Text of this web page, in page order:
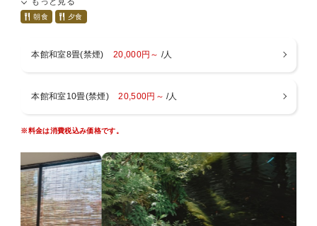
車ー２５分
路線バスー米沢駅発、小野川温泉行き、小野川温泉下車 徒歩３分
分）
■周辺観光■（車で）
高畠ワイナリー（３０分）、ワクワクランド（車２０分）、舘山寺
林泉寺（２０分）、山大工学部本館（１５分）、ダリア園（３０
分）
東光の酒蔵（２０分）
※※予約時には「キャンセル料規定」をよくお読みください※※
※食べ比べいただく部位は仕入れ状況によって変動致しま
■プランについて■
ます。）
■お子様について■
以下のお子様区分よりお選び下さい
・小学生（大人料金の７０％）
メイン料理に国産和牛すき焼き付き、大人より少なめの
朝食 夕食
本館和室8畳(禁煙) 20,000円～ /人
本館和室10畳(禁煙)20,500円～ /人
※料金は消費税込み価格です。